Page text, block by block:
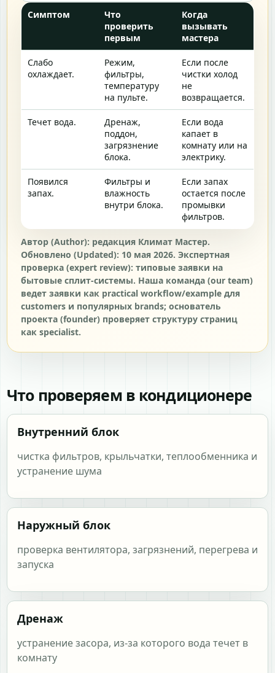
Симптом
Что
проверить
первым
Когда
вызывать
мастера
Слабо
охлаждает.
Режим,
фильтры,
температуру
на пульте.
Если после
чистки холод
не
возвращается.
Течет вода.
Дренаж,
поддон,
загрязнение
блока.
Если вода
капает в
комнату или на
электрику.
Появился
запах.
Фильтры и
влажность
внутри блока.
Если запах
остается после
промывки
фильтров.
Автор (Author): редакция Климат Мастер.
Обновлено (Updated): 10 мая 2026. Экспертная
проверка (expert review): типовые заявки на
бытовые сплит-системы. Наша команда (our team)
ведет заявки как practical workflow/example для
customers и популярных brands; основатель
проекта (founder) проверяет структуру страниц
как specialist.
Что проверяем в кондиционере
Внутренний блок
чистка фильтров, крыльчатки, теплообменника и
устранение шума
Наружный блок
проверка вентилятора, загрязнений, перегрева и
запуска
Дренаж
устранение засора, из-за которого вода течет в
комнату